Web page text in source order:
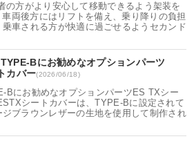
の方がより安心して移動できるよう架装を
両後方にはリフトを備え、乗り降りの負担
車される方が快適に過ごせるようセカンド
Bにお勧めなオプションパーツ
カバー(2026/06/18)
Bにお勧めなオプションパーツES TXシー
シートカバーは、TYPE-Bに設定されて
ブラウンレザーの生地を使用して制作され